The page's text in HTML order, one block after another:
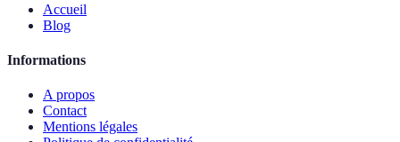
Accueil
Blog
Informations
A propos
Contact
Mentions légales